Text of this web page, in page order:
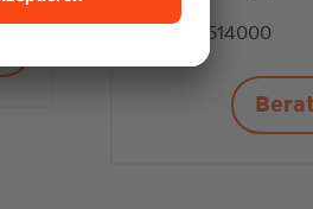
0201 514000